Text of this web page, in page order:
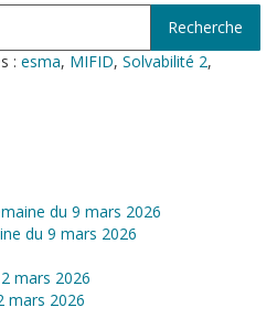
: esma, MIFID, Solvabilité 2,
du 9 mars 2026
du 9 mars 2026
mars 2026
mars 2026